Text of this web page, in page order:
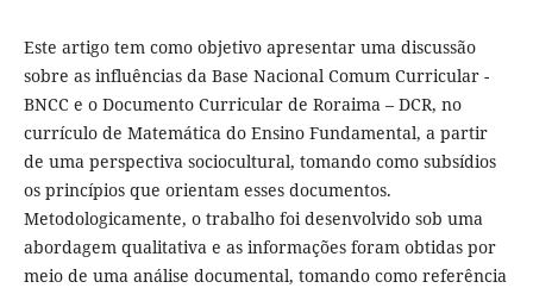
Este artigo tem como objetivo apresentar uma discussão
sobre as influências da Base Nacional Comum Curricular -
BNCC e o Documento Curricular de Roraima – DCR, no
currículo de Matemática do Ensino Fundamental, a partir
de uma perspectiva sociocultural, tomando como subsídios
os princípios que orientam esses documentos.
Metodologicamente, o trabalho foi desenvolvido sob uma
abordagem qualitativa e as informações foram obtidas por
meio de uma análise documental, tomando como referência